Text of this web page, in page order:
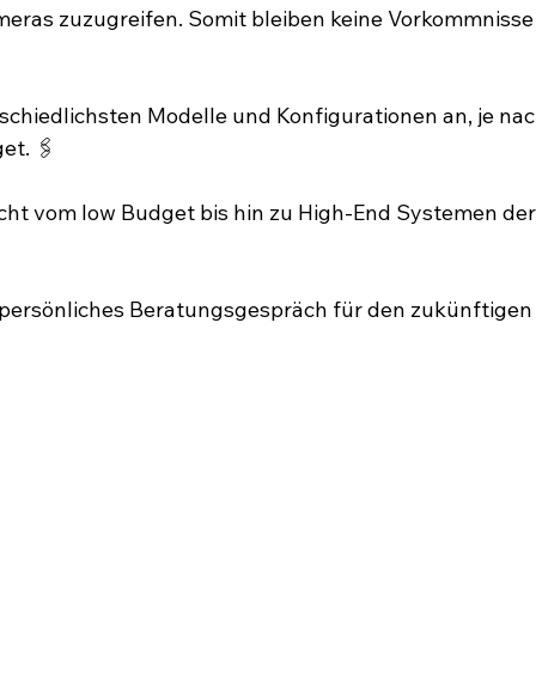
zuzugreifen. Somit bleiben keine
Modelle und Konfigurationen an, je
🖇⁣
vom low Budget bis hin zu High-End Systemen
Beratungsgespräch für den